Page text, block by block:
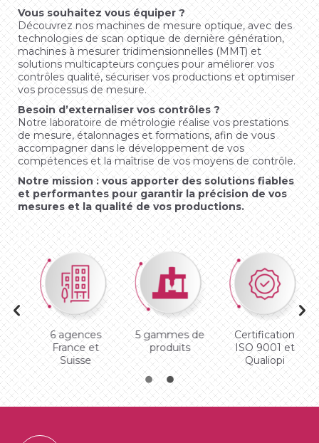
Vous souhaitez vous équiper ?
Découvrez nos machines de mesure optique, avec des
technologies de scan optique de dernière génération,
machines à mesurer tridimensionnelles (MMT) et
solutions multicapteurs conçues pour améliorer vos
contrôles qualité, sécuriser vos productions et optimiser
vos processus de mesure.
Besoin d’externaliser vos contrôles ?
Notre laboratoire de métrologie réalise vos prestations
de mesure, étalonnages et formations, afin de vous
accompagner dans le développement de vos
compétences et la maîtrise de vos moyens de contrôle.
Notre mission : vous apporter des solutions fiables
et performantes pour garantir la précision de vos
mesures et la qualité de vos productions.
6 agences
France et
Suisse
5 gammes de
produits
Certification
ISO 9001 et
Qualiopi